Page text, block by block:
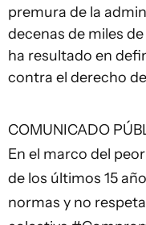
premura de la
decenas de miles
ha resultado en
contra el derecho
COMUNICADO
En el marco del
de los últimos 15
normas y no